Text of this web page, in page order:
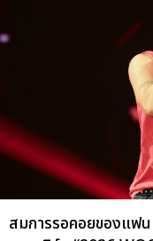
สมการรอคอยของแฟ